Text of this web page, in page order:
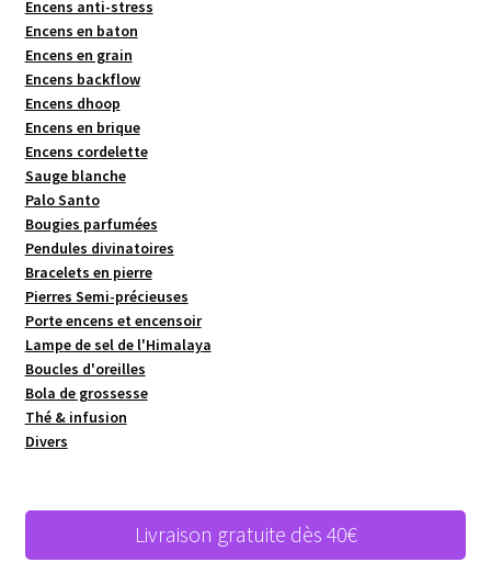
Encens anti-stress
Encens en baton
Encens en grain
Encens backflow
Encens dhoop
Encens en brique
Encens cordelette
Sauge blanche
Palo Santo
Bougies parfumées
Pendules divinatoires
Bracelets en pierre
Pierres Semi-précieuses
Porte encens et encensoir
Lampe de sel de l'Himalaya
Boucles d'oreilles
Bola de grossesse
Thé & infusion
Divers
Livraison gratuite dès 40€